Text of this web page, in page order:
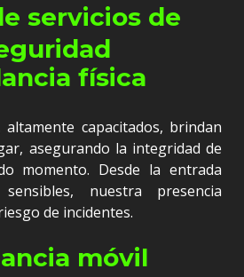
servicios de
física
capacitados, brindan
asegurando la integridad de
momento. Desde la entrada
nuestra presencia
de incidentes.
móvil